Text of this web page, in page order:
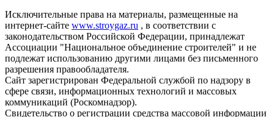
Исключительные права на материалы, размещенные на
интернет-сайте www.stroygaz.ru , в соответствии с
законодательством Российской Федерации, принадлежат
Ассоциации "Национальное объединение строителей" и не
подлежат использованию другими лицами без письменного
разрешения правообладателя.
Сайт зарегистрирован Федеральной службой по надзору в
сфере связи, информационных технологий и массовых
коммуникаций (Роскомнадзор).
Свидетельство о регистрации средства массовой информации